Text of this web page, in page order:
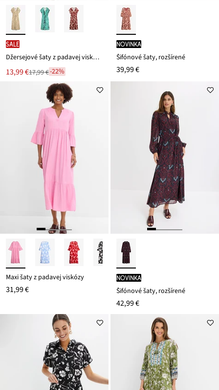
SALE
Džersejové šaty z padavej viskózy
Nová
cena
13,99 €
Zľava 17,99 €-22%
novinka
Šifónové šaty, rozšírené
39,99 €
Maxi šaty z padavej viskózy
31,99 €
novinka
Šifónové šaty, rozšírené
42,99 €